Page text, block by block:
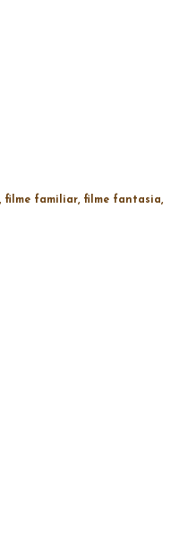
filme familiar filme fantasia